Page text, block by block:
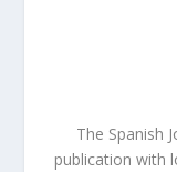
The Spanish
publication with